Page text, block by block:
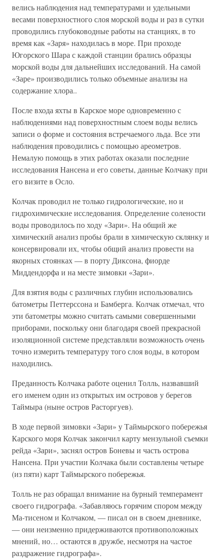
велись наблюдения над температурами и удельными
весами поверхностного слоя морской воды и раз в сутки
проводились глубоководные работы на станциях, в то
время как «Заря» находилась в море. При проходе
Югорского Шара с каждой станции брались образцы
морской воды для дальнейших исследований. На самой
«Заре» производились только объемные анализы на
содержание хлора..
После входа яхты в Карское море одновременно с
наблюдениями над поверхностным слоем воды велись
записи о форме и состояния встречаемого льда. Все эти
наблюдения проводились с помощью ареометров.
Немалую помощь в этих работах оказали последние
исследования Нансена и его советы, данные Колчаку при
его визите в Осло.
Колчак проводил не только гидрологические, но и
гидрохимические исследования. Определение солености
воды проводилось по ходу «Зари». На общий же
химический анализ пробы брали в химическую склянку и
консервировали их, чтобы общий анализ провести на
якорных стоянках — в порту Диксона, фиорде
Миддендорфа и на месте зимовки «Зари».
Для взятия воды с различных глубин использовались
батометры Петтерссона и Бамберга. Колчак отмечал, что
эти батометры можно считать самыми совершенными
приборами, поскольку они благодаря своей прекрасной
изоляционной системе представляли возможность очень
точно измерить температуру того слоя воды, в котором
находились.
Преданность Колчака работе оценил Толль, назвавший
его именем один из открытых им островов у берегов
Таймыра (ныне остров Расторгуев).
В ходе первой зимовки «Зари» у Таймырского побережья
Карского моря Колчак закончил карту мензульной съемки
рейда «Зари», заснял остров Боневы и часть острова
Нансена. При участии Колчака были составлены четыре
(из пяти) карт Таймырского побережья.
Толль не раз обращал внимание на бурный темперамент
своего гидрографа. «Забавляюсь горячим спором между
Ма-тисеном и Колчаком, — писал он в своем дневнике,
— они неизменно придерживаются противоположных
мнений, но… остаются в дружбе, несмотря на частое
раздражение гидрографа».